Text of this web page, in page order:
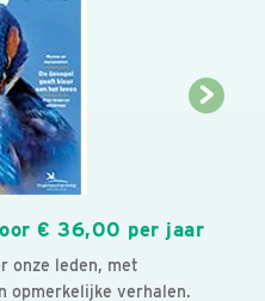
€ 36,00 per jaar
onze leden, met
opmerkelijke verhalen.